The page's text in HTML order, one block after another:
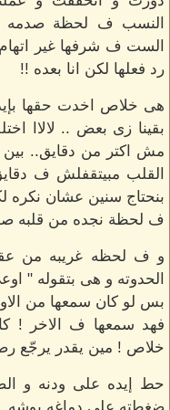
النسب ف لحظة صدمه
الست ف شرفها غير
رد فعلها لكن انا بعده !!
هى خلاص اخدت حقها
بقينا زى بعض .. لالاا
مش اكتر من دقايق.. بين
القلب مبيتقفلش ف
بنحتاج سنين عشان
ف لحظة نجده من قلبه
و ف لحظه غريبه من
الحدوته و هى بتقوله "
بس لو كان سمعها من
فهد سمعها ف الاخر !
خلاص ! مين يقدر يرجّع
حط إيده على ودنه و